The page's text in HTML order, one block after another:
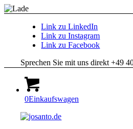
Link zu LinkedIn
Link zu Instagram
Link zu Facebook
Sprechen Sie mit uns direkt +49
0Einkaufswagen